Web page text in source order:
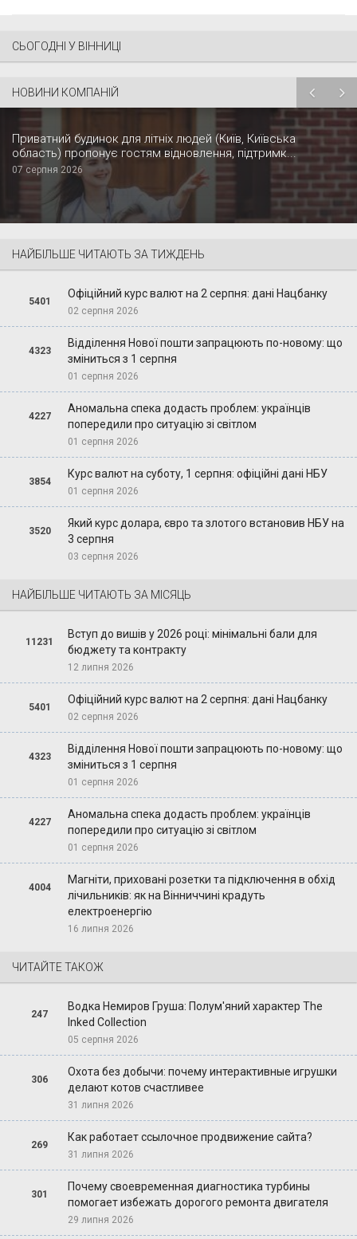
СЬОГОДНІ У ВІННИЦІ
НОВИНИ КОМПАНІЙ
Приватний будинок для літніх людей (Київ, Київська
область) пропонує гостям відновлення, підтримк...
07 серпня 2026
НАЙБІЛЬШЕ ЧИТАЮТЬ ЗА ТИЖДЕНЬ
5401
Офіційний курс валют на 2 серпня: дані Нацбанку
02 серпня 2026
4323
Відділення Нової пошти запрацюють по-новому: що
зміниться з 1 серпня
01 серпня 2026
4227
Аномальна спека додасть проблем: українців
попередили про ситуацію зі світлом
01 серпня 2026
3854
Курс валют на суботу, 1 серпня: офіційні дані НБУ
01 серпня 2026
3520
Який курс долара, євро та злотого встановив НБУ на
3 серпня
03 серпня 2026
НАЙБІЛЬШЕ ЧИТАЮТЬ ЗА МІСЯЦЬ
11231
Вступ до вишів у 2026 році: мінімальні бали для
бюджету та контракту
12 липня 2026
5401
Офіційний курс валют на 2 серпня: дані Нацбанку
02 серпня 2026
4323
Відділення Нової пошти запрацюють по-новому: що
зміниться з 1 серпня
01 серпня 2026
4227
Аномальна спека додасть проблем: українців
попередили про ситуацію зі світлом
01 серпня 2026
4004
Магніти, приховані розетки та підключення в обхід
лічильників: як на Вінниччині крадуть
електроенергію
16 липня 2026
ЧИТАЙТЕ ТАКОЖ
247
Водка Немиров Груша: Полум'яний характер The
Inked Collection
05 серпня 2026
306
Охота без добычи: почему интерактивные игрушки
делают котов счастливее
31 липня 2026
269
Как работает ссылочное продвижение сайта?
31 липня 2026
301
Почему своевременная диагностика турбины
помогает избежать дорогого ремонта двигателя
29 липня 2026